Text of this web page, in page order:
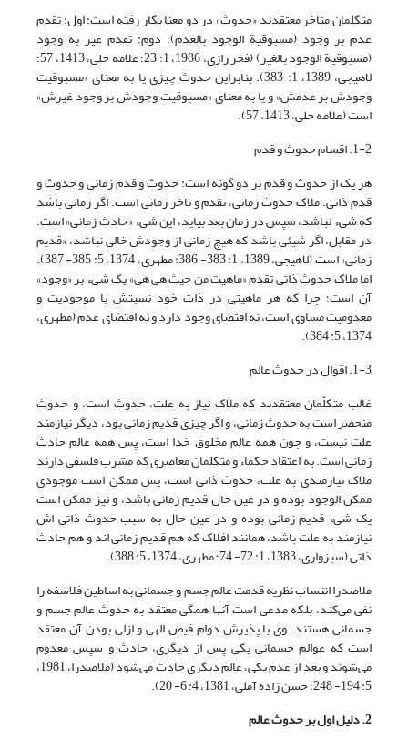
متکلمان متاخر معتقدند «حدوث» در دو معنا بکار رفته است: اول: تقدم
عدم بر وجود (مسبوقیة الوجود بالعدم‏)؛ دوم: تقدم غیر به وجود
(مسبوقیة الوجود بالغیر‏) (فخر رازى‏، 1986، ‏1: 23؛ علامه حلى، 1413، 57؛
لاهیجی، 1389، 1: 383). بنابراین حدوث چیزی یا به معنای «مسبوقیت
وجودش بر عدمش» و یا به معنای «مسبوقیت وجودش بر وجود غیرش»
است (علامه حلى، 1413، 57).
1-2. اقسام حدوث و قدم
هر یک از حدوث و قدم بر دو گونه است: حدوث و قدم زمانی و حدوث و
قدم ذاتی. ملاک حدوث زمانی، تقدم و تاخر زمانی است. اگر زمانى باشد
که شى‏ء نباشد، سپس در زمان بعد بیاید، این شى‏ء «حادث زمانى» است.
در مقابل، اگر شیئى باشد که هیچ زمانى از وجودش خالى نباشد، «قدیم
زمانى» است (لاهیجی، 1389، 1: 383- 386؛ مطهری، 1374، ‏5: 385- 387).
اما ملاک حدوث ذاتی تقدم «ماهیت من حیث هی هی» یک شیء بر «وجود»
آن است؛ چرا که هر ماهیتى در ذات خود نسبتش با موجودیت و
معدومیت مساوى است، نه اقتضاى وجود دارد و نه اقتضاى عدم (مطهری،
1374، ‏5: 384).
1-3. اقوال در حدوث عالم
غالب متکلّمان معتقدند که ملاک نیاز به علت، حدوث است، و حدوث
منحصر است به حدوث زمانى، و اگر چیزى قدیم زمانى بود، دیگر نیازمند
علت نیست، و چون همه عالم مخلوق خدا است، پس همه عالم حادث
زمانى است. به اعتقاد حکماء و متکلمان معاصری که مشرب فلسفی دارند
ملاک نیازمندی به علت، حدوث ذاتی است، پس ممکن است موجودى
ممکن الوجود بوده و در عین حال قدیم زمانى باشد، و نیز ممکن است
یک شى‏ء قدیم زمانى بوده و در عین حال به سبب حدوث ذاتی اش
نیازمند به علت باشد، همانند افلاک که هم قدیم زمانی اند و هم حادث
ذاتی (سبزواری، 1383، ‏1: 72- 74؛ مطهری، 1374، ‏5: 388).
ملاصدرا انتساب نظریه قدمت عالم جسم و جسمانی به اساطین فلاسفه را
نفی می‌کند، بلکه مدعی است آنها همگی معتقد به حدوث عالم جسم و
جسمانی هستند. وی با پذیرش دوام فیض الهی و ازلی بودن آن معتقد
است که عوالم جسمانی یکی پس از دیگری، حادث و سپس معدوم
می‌شوند و بعد از عدم یکی، عالم دیگری حادث می‌شود (ملاصدرا، 1981،
5: 194- 248؛ حسن زاده آملی، 1381، 4: 6- 20).
2. دلیل اول بر حدوث عالم